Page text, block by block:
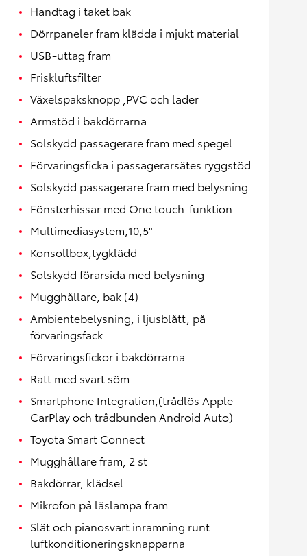
Handtag i taket bak
Dörrpaneler fram klädda i mjukt material
USB-uttag fram
Friskluftsfilter
Växelspaksknopp ,PVC och lader
Armstöd i bakdörrarna
Solskydd passagerare fram med spegel
Förvaringsficka i passagerarsätes ryggstöd
Solskydd passagerare fram med belysning
Fönsterhissar med One touch-funktion
Multimediasystem,10,5"
Konsollbox,tygklädd
Solskydd förarsida med belysning
Mugghållare, bak (4)
Ambientebelysning, i ljusblått, på
förvaringsfack
Förvaringsfickor i bakdörrarna
Ratt med svart söm
Smartphone Integration,(trådlös Apple
CarPlay och trådbunden Android Auto)
Toyota Smart Connect
Mugghållare fram, 2 st
Bakdörrar, klädsel
Mikrofon på läslampa fram
Slät och pianosvart inramning runt
luftkonditioneringsknapparna